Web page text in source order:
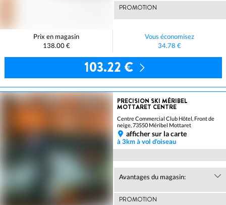
PROMOTION
Prix en magasin
138.00 €
Vous économisez
34.78 €
103.22 €
PRECISION SKI MÉRIBEL
MOTTARET CENTRE
Centre Commercial Club Hôtel, Front de
neige, 73550 Méribel Mottaret
afficher sur la carte
à 3km à vol d'oiseau
Avantages du magasin:
PROMOTION